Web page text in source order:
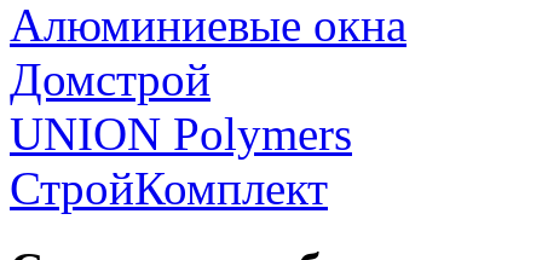
Алюминиевые окна
Домстрой
UNION Polymers
СтройКомплект